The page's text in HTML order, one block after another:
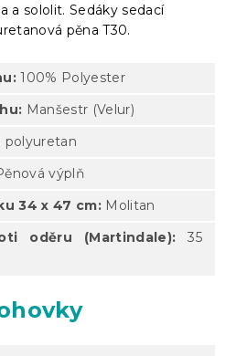
a sololit. Sedáky sedací
pěna T30.
100% Polyester
Manšestr (Velur)
polyuretan
výplň
34 x 47 cm: Molitan
oděru (Martindale): 35